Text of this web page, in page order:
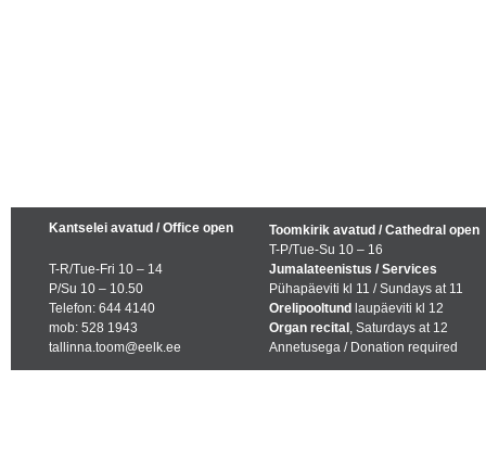
Kantselei avatud / Office open
T-R/Tue-Fri 10 – 14
P/Su 10 – 10.50
Telefon: 644 4140
mob: 528 1943
tallinna.toom@eelk.ee
Toomkirik avatud / Cathedral open
T-P/Tue-Su 10 – 16
Jumalateenistus / Services
Pühapäeviti kl 11 / Sundays at 11
Orelipooltund laupäeviti kl 12
Organ recital , Saturdays at 12
Annetusega / Donation required